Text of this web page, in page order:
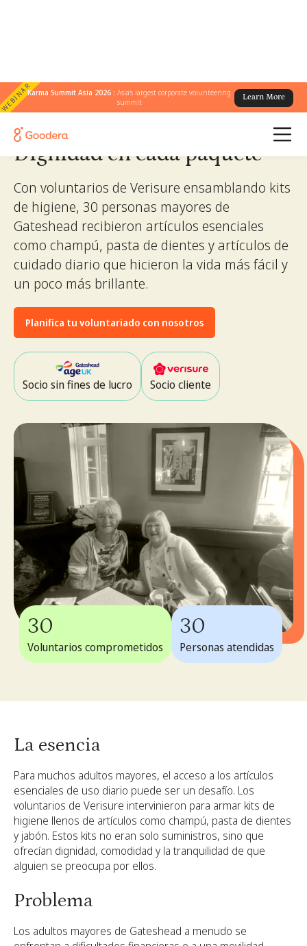
WEBINARKarma Summit Asia 2026 :Asia's largest corporate volunteering
summit
Learn More
← Todas las historias/Dignidad en cada paquete
Dignidad en cada paquete
Con voluntarios de Verisure ensamblando kits
de higiene, 30 personas mayores de
Gateshead recibieron artículos esenciales
como champú, pasta de dientes y artículos de
cuidado diario que hicieron la vida más fácil y
un poco más brillante.
Planifica tu voluntariado con nosotros
Socio sin fines de lucro Socio cliente
30
Voluntarios comprometidos
30
Personas atendidas
La esencia
Para muchos adultos mayores, el acceso a los artículos
esenciales de uso diario puede ser un desafío. Los
voluntarios de Verisure intervinieron para armar kits de
higiene llenos de artículos como champú, pasta de dientes
y jabón. Estos kits no eran solo suministros, sino que
ofrecían dignidad, comodidad y la tranquilidad de que
alguien se preocupa por ellos.
Problema
Los adultos mayores de Gateshead a menudo se